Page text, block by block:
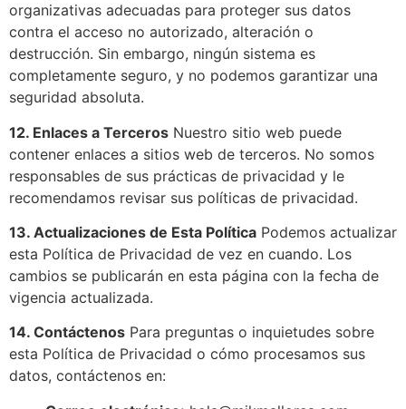
organizativas adecuadas para proteger sus datos
contra el acceso no autorizado, alteración o
destrucción. Sin embargo, ningún sistema es
completamente seguro, y no podemos garantizar una
seguridad absoluta.
12. Enlaces a Terceros Nuestro sitio web puede
contener enlaces a sitios web de terceros. No somos
responsables de sus prácticas de privacidad y le
recomendamos revisar sus políticas de privacidad.
13. Actualizaciones de Esta Política Podemos actualizar
esta Política de Privacidad de vez en cuando. Los
cambios se publicarán en esta página con la fecha de
vigencia actualizada.
14. Contáctenos Para preguntas o inquietudes sobre
esta Política de Privacidad o cómo procesamos sus
datos, contáctenos en: